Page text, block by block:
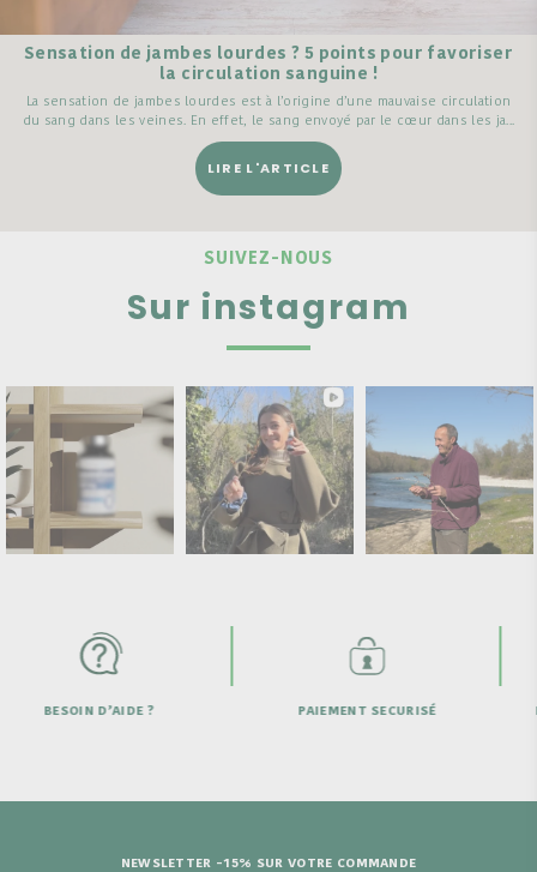
Sensation de jambes lourdes ? 5 points pour favoriser
la circulation sanguine !
La sensation de jambes lourdes est à l’origine d’une mauvaise circulation
du sang dans les veines. En effet, le sang envoyé par le cœur dans les ja...
LIRE L'ARTICLE
SUIVEZ-NOUS
Sur instagram
? PAIEMENT SECURISÉ
LIVRAISON
NEWSLETTER -15% SUR VOTRE COMMANDE